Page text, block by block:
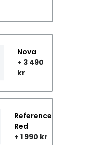
Nova
+ 3 490
kr
Reference
Red
+ 1 990 kr